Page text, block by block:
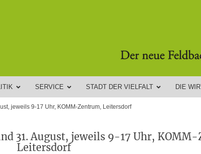
SERVICE STADT DER VIELFALT DIE
jeweils 9-17 Uhr, KOMM-Zentrum, Leitersdorf
31. August, jeweils 9-17 Uhr,
Leitersdorf